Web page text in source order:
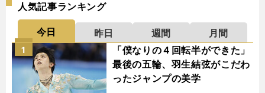
人気記事ランキング
今日 昨日 週間
月間
「僕なりの４回転半ができた」
最後の五輪、羽生結弦がこだわ
ったジャンプの美学
1